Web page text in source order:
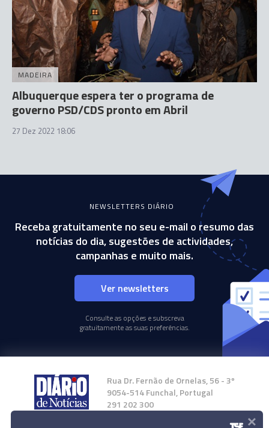
MADEIRA
Albuquerque espera ter o programa de
governo PSD/CDS pronto em Abril
27 Dez 2022 18:06
NEWSLETTERS DIÁRIO
Receba gratuitamente no seu e-mail o resumo das
notícias do dia, sugestões de actividades,
campanhas e muito mais.
Ver newsletters
Consulte as opções e subscreva
gratuitamente as suas preferências.
Rua Dr. Fernão de Ornelas, 56 - 3º
9054-514 Funchal, Portugal
291 202 300
×